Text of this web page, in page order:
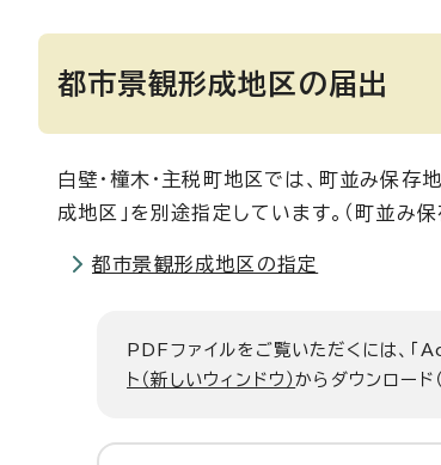
都市景観形成地区の届出
白壁・橦木・主税町地区では、町並み保存
成地区」を別途指定しています。（町並み
都市景観形成地区の指定
PDFファイルをご覧いただくには、「
ト（新しいウィンドウ）からダウンロード